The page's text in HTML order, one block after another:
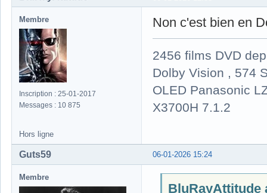
Membre
Inscription : 25-01-2017
Messages : 10 875
Non c'est bien en
2456 films DVD
Dolby Vision , 574
OLED Panasonic
X3700H 7.1.2
Hors ligne
06-01-2026 15:24
Guts59
Membre
BluRayAttitude